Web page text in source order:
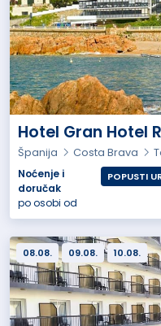
Hotel Gran Hotel
Španija Costa Brava
Noćenje i
doručak
po osobi od
POPUSTI
08.08. 09.08. 10.08.